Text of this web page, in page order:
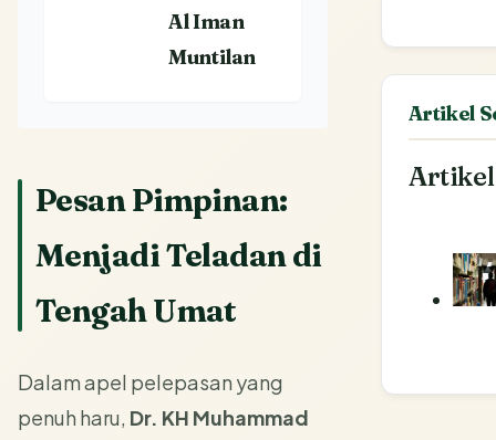
Al Iman
Muntilan
Pesan Pimpinan:
Menjadi Teladan di
Tengah Umat
Dalam apel pelepasan yang
penuh haru, Dr. KH Muhammad
Artikel